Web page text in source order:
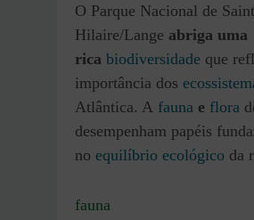
O Parque Nacional de
Hilaire/Lange abriga uma
rica biodiversidade que
importância dos
Atlântica. A fauna e flora
desempenham papéis
no equilíbrio ecológico da
fauna